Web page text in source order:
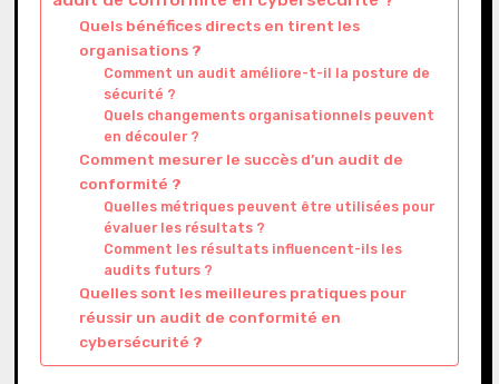
Quels bénéfices directs en tirent les
organisations ?
Comment un audit améliore-t-il la posture de
sécurité ?
Quels changements organisationnels peuvent
en découler ?
Comment mesurer le succès d’un audit de
conformité ?
Quelles métriques peuvent être utilisées pour
évaluer les résultats ?
Comment les résultats influencent-ils les
audits futurs ?
Quelles sont les meilleures pratiques pour
réussir un audit de conformité en
cybersécurité ?